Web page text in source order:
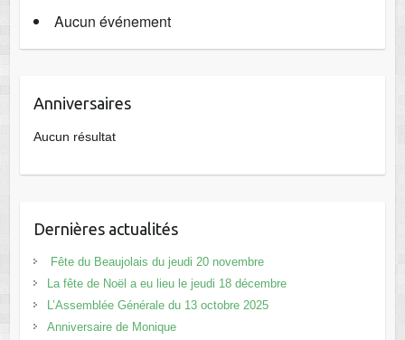
Aucun événement
Anniversaires
Aucun résultat
Dernières actualités
Fête du Beaujolais du jeudi 20 novembre
La fête de Noël a eu lieu le jeudi 18 décembre
L’Assemblée Générale du 13 octobre 2025
Anniversaire de Monique